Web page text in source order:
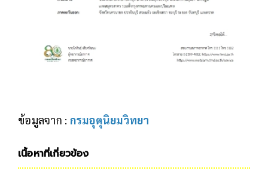
ข้อมูลจาก : กรมอุตุนิยมวิทยา
เนื้อหาที่เกี่ยวข้อง